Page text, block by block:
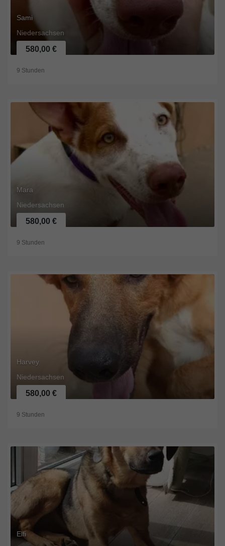
Sami
Niedersachsen
580,00 €
9 Stunden
Mara
Niedersachsen
580,00 €
9 Stunden
Harvey
Niedersachsen
580,00 €
9 Stunden
Elfi